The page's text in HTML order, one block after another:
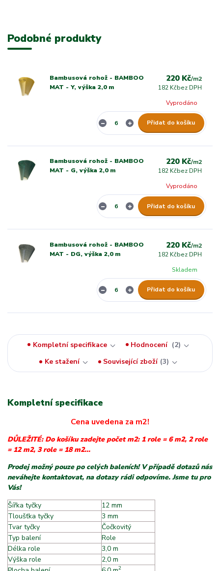
Podobné produkty
Bambusová rohož - BAMBOO
MAT - Y, výška 2,0 m
220 Kč/m2
182 Kčbez DPH
Vyprodáno
Přidat do košíku
Bambusová rohož - BAMBOO
MAT - G, výška 2,0 m
220 Kč/m2
182 Kčbez DPH
Vyprodáno
Přidat do košíku
Bambusová rohož - BAMBOO
MAT - DG, výška 2,0 m
220 Kč/m2
182 Kčbez DPH
Skladem
Přidat do košíku
Kompletní specifikace Hodnocení
2
Ke stažení
Související zboží 3
Kompletní specifikace
Cena uvedena za m2!
DŮLEŽITÉ: Do košíku zadejte počet m2: 1 role = 6 m2, 2 role
= 12 m2, 3 role = 18 m2...
Prodej možný pouze po celých baleních! V případě dotazů nás
neváhejte kontaktovat, na dotazy rádi odpovíme. Jsme tu pro
Vás!
Šířka tyčky
12 mm
Tloušťka tyčky
3 mm
Tvar tyčky
Čočkovitý
Typ balení
Role
Délka role
3,0 m
Výška role
2,0 m
2